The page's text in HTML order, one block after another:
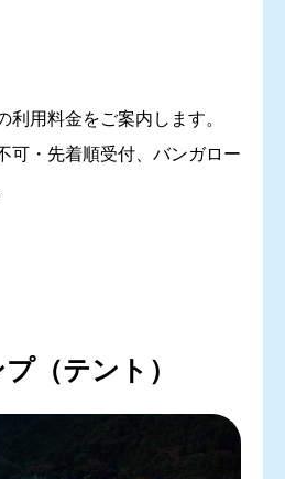
利用料金をご案内します。
可・先着順受付、バンガロー
（テント）